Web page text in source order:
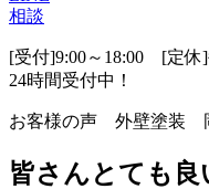
相談
[受付]9:00～18:00 [定
24時間受付中！
お客様の声 外壁塗装
皆さんとても